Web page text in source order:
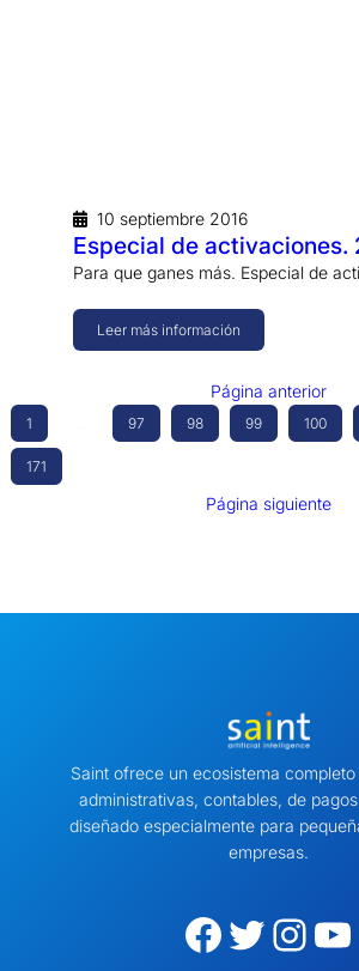
10 septiembre 2016
Especial de
Para que ganes más. Especial de
Leer más información
Página anterior
1 97 98 99 100
171
Página siguiente
Saint ofrece un ecosistema
administrativas, contables, de
diseñado especialmente para
empresas.
Facebook Twitter Instagram YouTube